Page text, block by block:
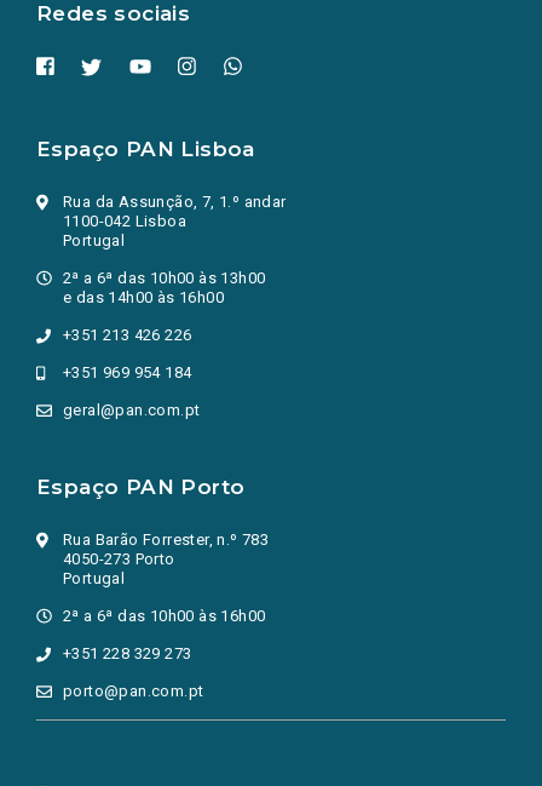
Redes sociais
Espaço PAN Lisboa
Rua da Assunção, 7, 1.º andar
1100-042 Lisboa
Portugal
2ª a 6ª das 10h00 às 13h00
e das 14h00 às 16h00
+351 213 426 226
+351 969 954 184
geral@pan.com.pt
Espaço PAN Porto
Rua Barão Forrester, n.º 783
4050-273 Porto
Portugal
2ª a 6ª das 10h00 às 16h00
+351 228 329 273
porto@pan.com.pt